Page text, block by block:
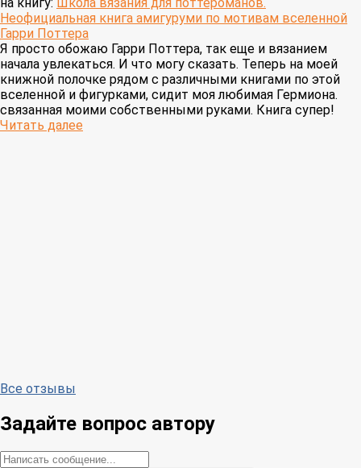
Неофициальная книга амигуруми по мотивам вселенной
Гарри Поттера
Я просто обожаю Гарри Поттера, так еще и вязанием
начала увлекаться. И что могу сказать. Теперь на моей
книжной полочке рядом с различными книгами по этой
вселенной и фигурками, сидит моя любимая Гермиона.
связанная моими собственными руками. Книга супер!
Читать далее
Все отзывы
Задайте вопрос автору